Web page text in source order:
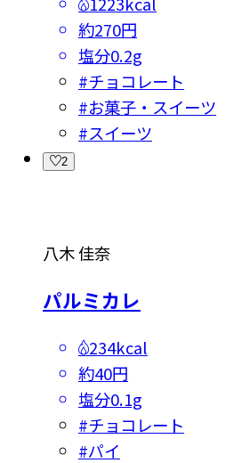
約270円
塩分0.2g
#チョコレート
#お菓子・スイーツ
#スイーツ
2
八木 佳奈
パルミカレ
234kcal
約40円
塩分0.1g
#チョコレート
#パイ